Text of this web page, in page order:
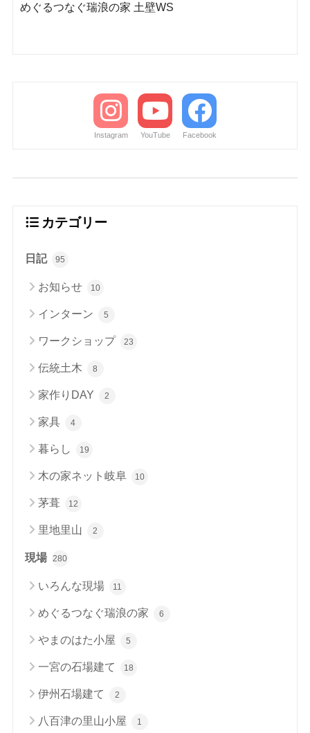
めぐるつなぐ瑞浪の家 土壁WS
Instagram YouTube Facebook
カテゴリー
日記 95
お知らせ 10
インターン 5
ワークショップ 23
伝統土木 8
家作りDAY 2
家具 4
暮らし 19
木の家ネット岐阜 10
茅葺 12
里地里山 2
現場 280
いろんな現場 11
めぐるつなぐ瑞浪の家 6
やまのはた小屋 5
一宮の石場建て 18
伊州石場建て 2
八百津の里山小屋 1